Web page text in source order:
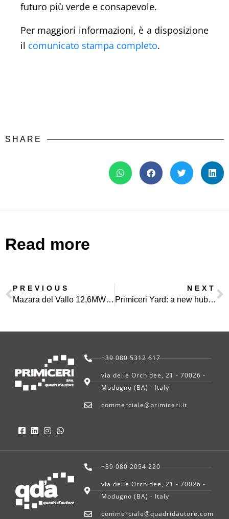
futuro più verde e consapevole.
Per maggiori informazioni, è a disposizione
il comunicato stampa completo.
SHARE
Read more
PREVIOUS
Mazara del Vallo 12,6MW Photovoltaic Plant inaugurated: Primiceri SPA and A2A partner for energy transition
NEXT
Primiceri Yard: a new hub opens in the Industrial Area of Bari
+39 080 5312 617
via delle Orchidee, 21 - 70026 -
Modugno (BA) - Italy
commerciale@primiceri.it
+39 080 2054 220
via delle Orchidee, 21 - 70026 -
Modugno (BA) - Italy
commerciale@quadridautore.com